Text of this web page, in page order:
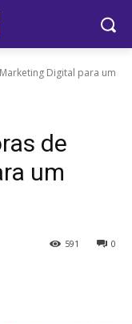
Digital para um
de
um
0
591